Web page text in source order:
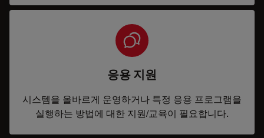
응용 지원
시스템을 올바르게 운영하거나 특정 응용 프로그램을
실행하는 방법에 대한 지원/교육이 필요합니다.